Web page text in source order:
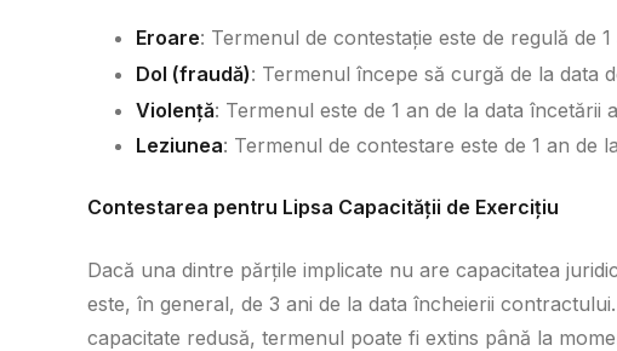
Eroare: Termenul de contestație este de regulă de
Dol (fraudă): Termenul începe să curgă de la data
Violență: Termenul este de 1 an de la data încetării
Leziunea: Termenul de contestare este de 1 an de
Contestarea pentru Lipsa Capacității de Exercițiu
Dacă una dintre părțile implicate nu are capacitatea
este, în general, de 3 ani de la data încheierii
capacitate redusă, termenul poate fi extins până la